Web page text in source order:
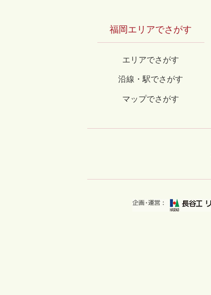
福岡エリアでさがす
エリアでさがす
沿線・駅でさがす
マップでさがす